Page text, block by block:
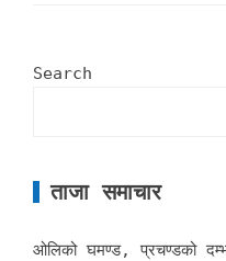
Search
ताजा समाचार
ओलिको घमण्ड, प्रचण्डको